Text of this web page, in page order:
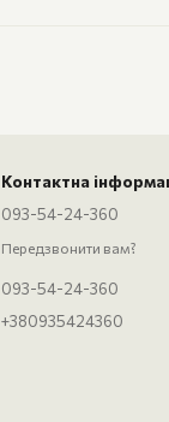
Контактна
093-54-24-360
Передзвонити вам?
093-54-24-360
+380935424360